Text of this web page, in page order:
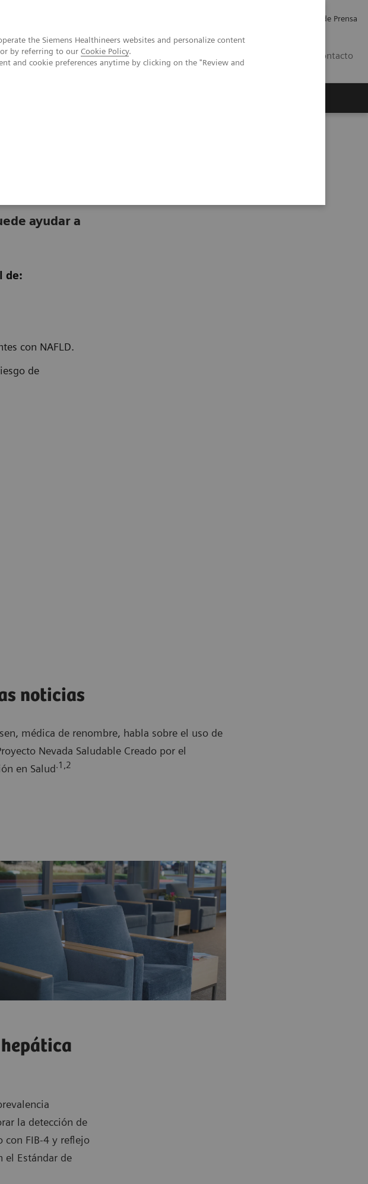
the Siemens Healthineers websites and personalize content
by referring to our Cookie Policy.
and cookie preferences anytime by clicking on the "Review and
Comunicados de Prensa
Contacto
ELF
ayudar a
de:
con NAFLD.
de
noticias
médica de renombre, habla sobre el uso de
Nevada Saludable Creado por el
en Salud.1,2
la detección de
con FIB-4 y reflejo
el Estándar de